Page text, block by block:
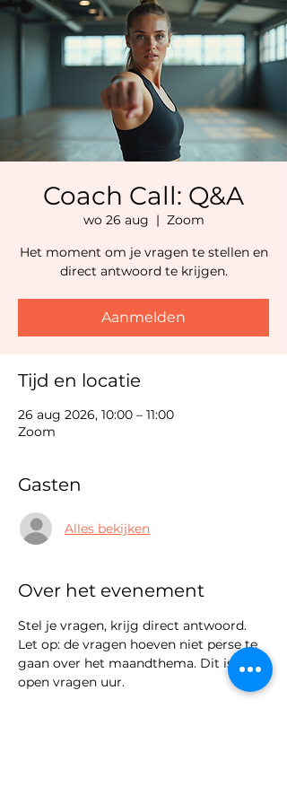
Coach Call: Q&A
wo 26 aug
  |
Zoom
Het moment om je vragen te stellen en
direct antwoord te krijgen.
Aanmelden
Tijd en locatie
26 aug 2026, 10:00 – 11:00
Zoom
Gasten
Alles bekijken
Over het evenement
Stel je vragen, krijg direct antwoord.
Let op: de vragen hoeven niet perse te
gaan over het maandthema. Dit is een
open vragen uur.